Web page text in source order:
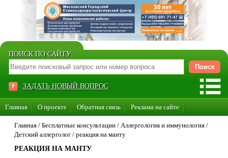
ПОИСК ПО САЙТУ:
ЗАДАТЬ НОВЫЙ ВОПРОС
Главная О проекте Обратная связь Реклама на сайте
Стать консультантом нашего сайта
Главная / Бесплатные консультации / Аллергология и иммунология /
Детский аллерголог / реакция на манту
РЕАКЦИЯ НА МАНТУ